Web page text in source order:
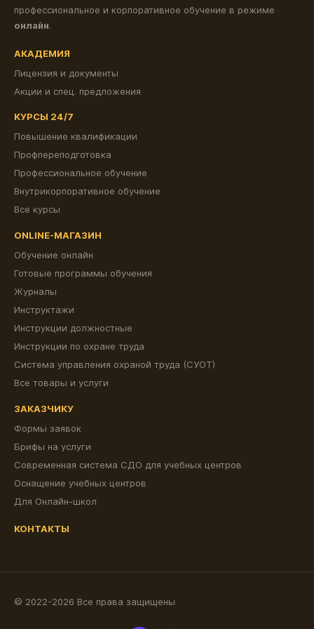
профессиональное и корпоративное обучение в режиме
онлайн.
АКАДЕМИЯ
Лицензия и документы
Акции и спец. предложения
КУРСЫ 24/7
Повышение квалификации
Профпереподготовка
Профессиональное обучение
Внутрикорпоративное обучение
Все курсы
ONLINE-МАГАЗИН
Обучение онлайн
Готовые программы обучения
Журналы
Инструктажи
Инструкции должностные
Инструкции по охране труда
Система управления охраной труда (СУОТ)
Все товары и услуги
ЗАКАЗЧИКУ
Формы заявок
Брифы на услуги
Современная система СДО для учебных центров
Оснащение учебных центров
Для Онлайн-школ
КОНТАКТЫ
© 2022-2026 Все права защищены